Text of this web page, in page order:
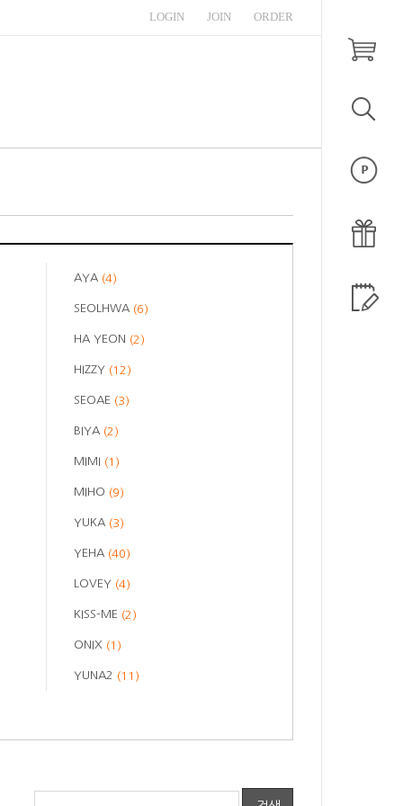
ORDER
JOIN
LOGIN
AYA (4)
SEOLHWA (6)
HA YEON (2)
HIZZY (12)
SEOAE (3)
BIYA (2)
MIMI (1)
MIHO (9)
YUKA (3)
YEHA (40)
LOVEY (4)
KISS-ME (2)
ONIX (1)
YUNA2 (11)